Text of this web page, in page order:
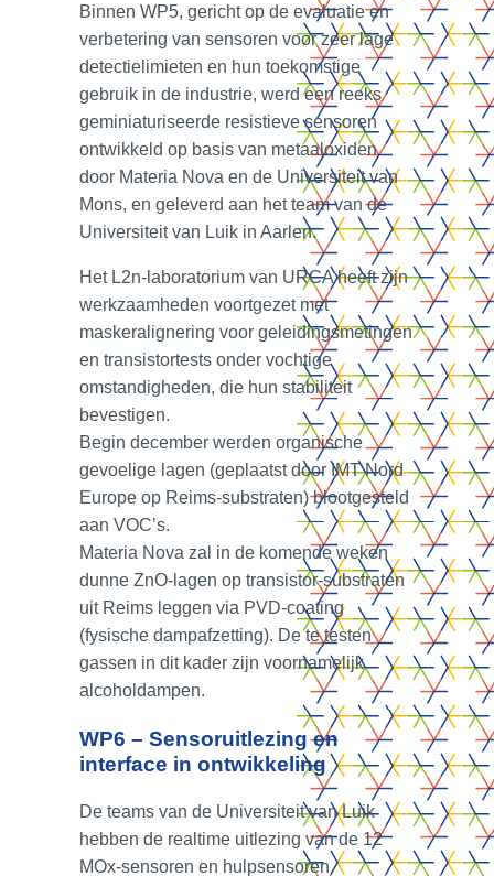
Binnen WP5, gericht op de evaluatie en
verbetering van sensoren voor zeer lage
detectielimieten en hun toekomstige
gebruik in de industrie, werd een reeks
geminiaturiseerde resistieve sensoren
ontwikkeld op basis van metaaloxiden
door Materia Nova en de Universiteit van
Mons, en geleverd aan het team van de
Universiteit van Luik in Aarlen.
Het L2n-laboratorium van URCA heeft zijn
werkzaamheden voortgezet met
maskeralignering voor geleidingsmetingen
en transistortests onder vochtige
omstandigheden, die hun stabiliteit
bevestigen.
Begin december werden organische
gevoelige lagen (geplaatst door IMT Nord
Europe op Reims‑substraten) blootgesteld
aan VOC’s.
Materia Nova zal in de komende weken
dunne ZnO‑lagen op transistor‑substraten
uit Reims leggen via PVD-coating
(fysische dampafzetting). De te testen
gassen in dit kader zijn voornamelijk
alcoholdampen.
WP6 – Sensoruitlezing en
interface in ontwikkeling
De teams van de Universiteit van Luik
hebben de realtime uitlezing van de 12
MOx‑sensoren en hulpsensoren
01. Vous êtes ?
CrossS3